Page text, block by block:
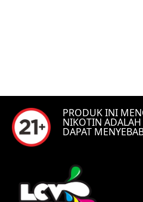
PRODUK INI
NIKOTIN ADALAH
DAPAT